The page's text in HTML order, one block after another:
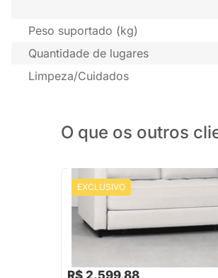
Peso suportado (kg)
Quantidade de lugares
Limpeza/Cuidados
O que os outros
EXCLUSIVO PRONTA ENTREGA
Sofá-Cama Mira Casal Trama
Aveia - 1,50m